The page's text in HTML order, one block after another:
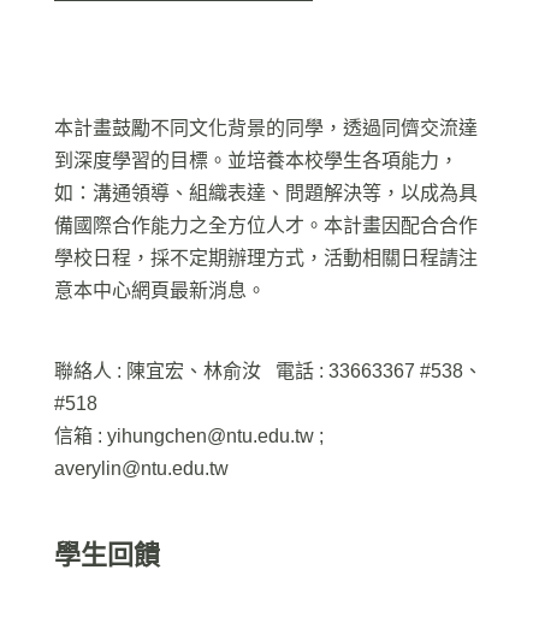
本計畫鼓勵不同文化背景的同學，透過同儕交流達
到深度學習的目標。並培養本校學生各項能力，
如：溝通領導、組織表達、問題解決等，以成為具
備國際合作能力之全方位人才。本計畫因配合合作
學校日程，採不定期辦理方式，活動相關日程請注
意本中心網頁最新消息。
聯絡人 : 陳宜宏、林俞汝 電話 : 33663367 #538、
#518
信箱 : yihungchen@ntu.edu.tw;
averylin@ntu.edu.tw
學生回饋